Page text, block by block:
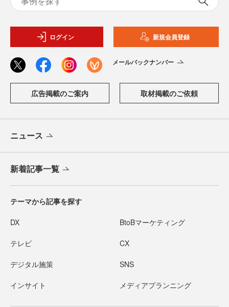
ログイン 新規会員登録
メールバックナンバー
広告掲載のご案内 取材掲載のご依頼
ニュース
新着記事一覧
テーマから記事を探す
DX BtoBマーケティング
テレビ CX
デジタル施策 SNS
インサイト メディアプランニング